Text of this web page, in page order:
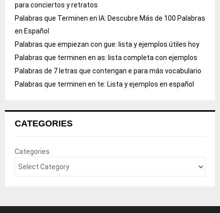
para conciertos y retratos
Palabras que Terminen en IA: Descubre Más de 100 Palabras
en Español
Palabras que empiezan con gue: lista y ejemplos útiles hoy
Palabras que terminen en as: lista completa con ejemplos
Palabras de 7 letras que contengan e para más vocabulario
Palabras que terminen en te: Lista y ejemplos en español
CATEGORIES
Categories